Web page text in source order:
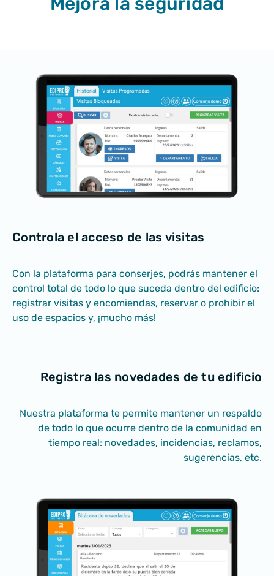
Controla el acceso de las visitas
Con la plataforma para conserjes, podrás mantener el
control total de todo lo que suceda dentro del edificio:
registrar visitas y encomiendas, reservar o prohibir el
uso de espacios y, ¡mucho más!
Registra las novedades de tu edificio
Nuestra plataforma te permite mantener un respaldo
de todo lo que ocurre dentro de la comunidad en
tiempo real: novedades, incidencias, reclamos,
sugerencias, etc.